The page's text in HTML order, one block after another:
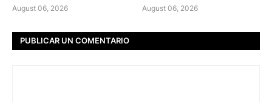
August 06, 2026 August 06, 2026
PUBLICAR UN COMENTARIO